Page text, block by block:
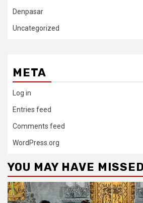
Denpasar
Uncategorized
META
Log in
Entries feed
Comments feed
WordPress.org
YOU MAY HAVE MISSED